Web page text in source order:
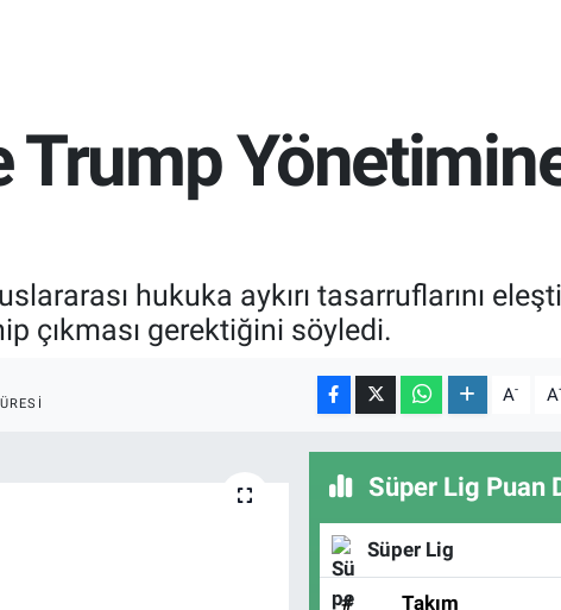
Trump
hukuka aykırı tasarruflarını
çıkması gerektiğini söyledi.
A- A
Süper Lig Puan
Süper Lig
# Takım